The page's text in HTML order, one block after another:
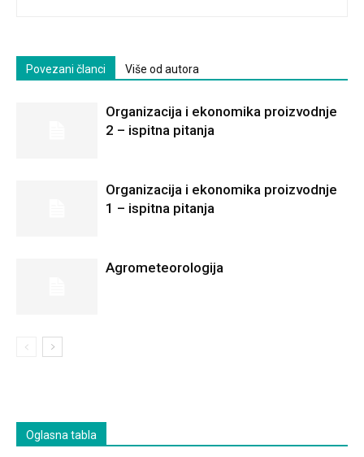
Povezani članci Više od autora
Organizacija i ekonomika proizvodnje
2 – ispitna pitanja
Organizacija i ekonomika proizvodnje
1 – ispitna pitanja
Agrometeorologija
Oglasna tabla